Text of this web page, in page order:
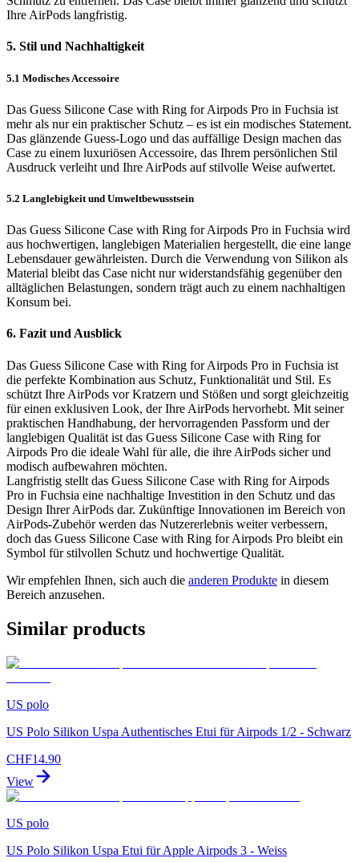
Ihre AirPods langfristig.
5. Stil und Nachhaltigkeit
5.1 Modisches Accessoire
Das Guess Silicone Case with Ring for Airpods Pro in Fuchsia ist
mehr als nur ein praktischer Schutz – es ist ein modisches Statement.
Das glänzende Guess-Logo und das auffällige Design machen das
Case zu einem luxuriösen Accessoire, das Ihrem persönlichen Stil
Ausdruck verleiht und Ihre AirPods auf stilvolle Weise aufwertet.
5.2 Langlebigkeit und Umweltbewusstsein
Das Guess Silicone Case with Ring for Airpods Pro in Fuchsia wird
aus hochwertigen, langlebigen Materialien hergestellt, die eine lange
Lebensdauer gewährleisten. Durch die Verwendung von Silikon als
Material bleibt das Case nicht nur widerstandsfähig gegenüber den
alltäglichen Belastungen, sondern trägt auch zu einem nachhaltigen
Konsum bei.
6. Fazit und Ausblick
Das Guess Silicone Case with Ring for Airpods Pro in Fuchsia ist
die perfekte Kombination aus Schutz, Funktionalität und Stil. Es
schützt Ihre AirPods vor Kratzern und Stößen und sorgt gleichzeitig
für einen exklusiven Look, der Ihre AirPods hervorhebt. Mit seiner
praktischen Handhabung, der hervorragenden Passform und der
langlebigen Qualität ist das Guess Silicone Case with Ring for
Airpods Pro die ideale Wahl für alle, die ihre AirPods sicher und
modisch aufbewahren möchten.
Langfristig stellt das Guess Silicone Case with Ring for Airpods
Pro in Fuchsia eine nachhaltige Investition in den Schutz und das
Design Ihrer AirPods dar. Zukünftige Innovationen im Bereich von
AirPods-Zubehör werden das Nutzererlebnis weiter verbessern,
doch das Guess Silicone Case with Ring for Airpods Pro bleibt ein
Symbol für stilvollen Schutz und hochwertige Qualität.
Wir empfehlen Ihnen, sich auch die anderen Produkte in diesem
Bereich anzusehen.
Similar products
US polo
US Polo Silikon Uspa Authentisches Etui für Airpods 1/2 - Schwarz
CHF14.90
View
US polo
US Polo Silikon Uspa Etui für Apple Airpods 3 - Weiss